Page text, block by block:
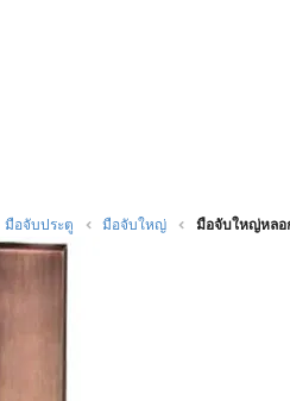
มือจับประตู มือจับใหญ่ มือจับใหญ่หลอ